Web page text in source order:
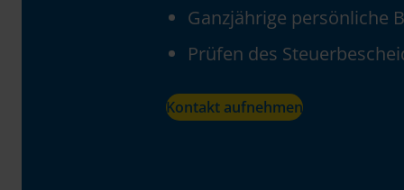
Ganzjährige persönliche
Prüfen des
Kontakt aufnehmen